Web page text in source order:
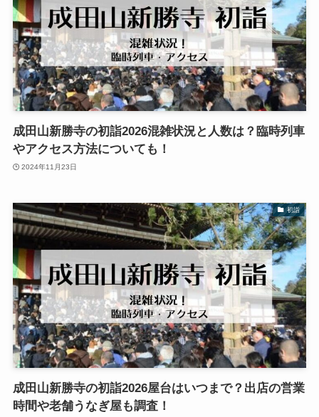
成田山新勝寺の初詣2026混雑状況と人数は？臨時列車
やアクセス方法についても！
2024年11月23日
初詣
成田山新勝寺の初詣2026屋台はいつまで？出店の営業
時間や老舗うなぎ屋も調査！